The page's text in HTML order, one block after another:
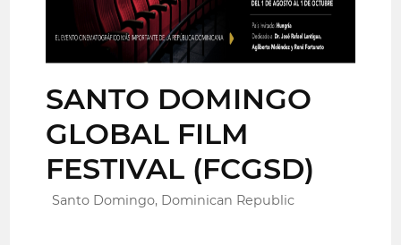
SANTO DOMINGO
GLOBAL FILM
FESTIVAL (FCGSD)
Santo Domingo, Dominican Republic